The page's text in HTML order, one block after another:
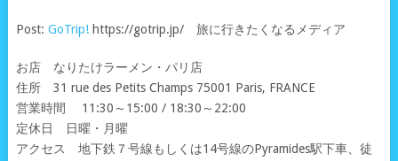
Post: GoTrip!https://gotrip.jp/ 旅に行きたくなるメディア
お店 なりたけラーメン・パリ店
住所 31 rue des Petits Champs 75001 Paris, FRANCE
営業時間 11:30～15:00 / 18:30～22:00
定休日 日曜・月曜
アクセス 地下鉄７号線もしくは14号線のPyramides駅下車、徒